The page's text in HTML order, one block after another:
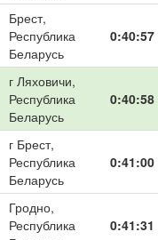
Брест,
Республика
Беларусь
0:40:57
г Ляховичи,
Республика
Беларусь
0:40:58
г Брест,
Республика
Беларусь
0:41:00
Гродно,
Республика
0:41:31